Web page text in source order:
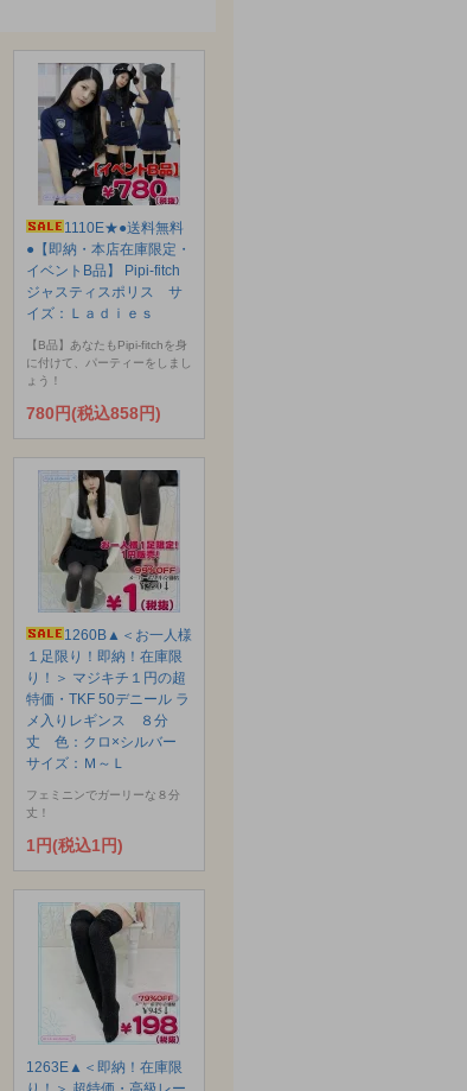
1110E★●送料無料
●【即納・本店在庫限定・
イベントB品】 Pipi-fitch
ジャスティスポリス サ
イズ：Ｌａｄｉｅｓ
【B品】あなたもPipi-fitchを身
に付けて、パーティーをしまし
ょう！
780円(税込858円)
1260B▲＜お一人様
１足限り！即納！在庫限
り！＞ マジキチ１円の超
特価・TKF 50デニール ラ
メ入りレギンス ８分
丈 色：クロ×シルバー
サイズ：Ｍ～Ｌ
フェミニンでガーリーな８分
丈！
1円(税込1円)
1263E▲＜即納！在庫限